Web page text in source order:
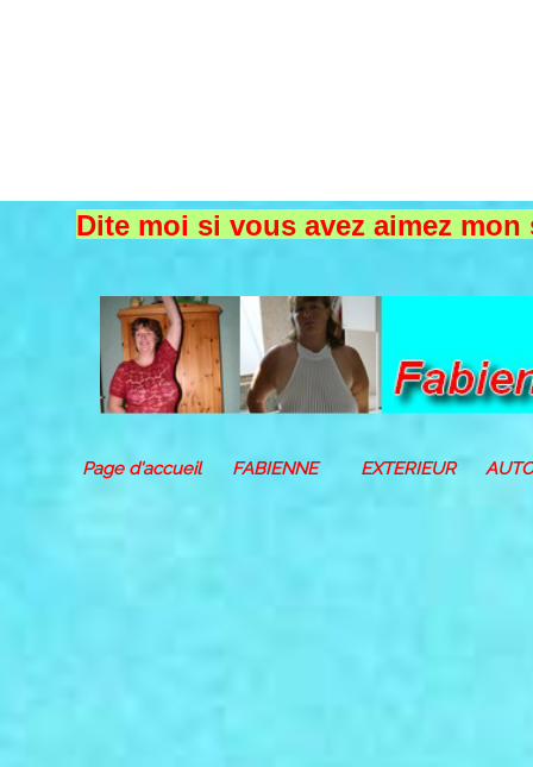
Page d'accueil FABIENNE EXTERIEUR
Dite moi si vous avez aimez mon